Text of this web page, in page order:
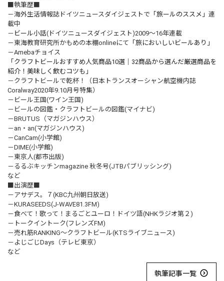
■執筆歴■
－海外生活情報誌ドイツニュースダイジェストで 「旅ールのススメ」 連
載中
－ ビール小話(ドイツニュースダイジェスト)2009～16年連載
－東海教育研究所かもめの本棚onlineにて 「旅においしいビールあり」
－Amebaチョイス
「クラフトビールおすすめ人気商品10選｜32商品から選んだ厳選商品を
紹介！美味しく飲むコツも」
－クラフトビールで乾杯！（日本トランスオーシャン航空機内誌
Coralway2020年9.10月号特集）
－ビール王国(ワイン王国)
－ビールの図鑑・クラフトビールの図鑑(マイナビ)
－BRUTUS（マガジンハウス）
－an・an(マガジンハウス)
－CanCam(小学館)
－DIME(小学館)
－東京人(都市出版)
－るるぶキッチンmagazine 秋冬号(JTBパブリッシング)
など
■出演歴■
－アサデス。７(KBC九州朝日放送)
－KURASEEDS(J-WAVE81.3FM)
－食べて！歌って！まるごとユーロ！ドイツ語(NHKラジオ第２)
－トークイントーク(フレンズFM)
－売れ筋RANKING～クラフトビール(KTSライブニュース)
－よじごじDays（テレビ東京）
など
執筆記事一覧